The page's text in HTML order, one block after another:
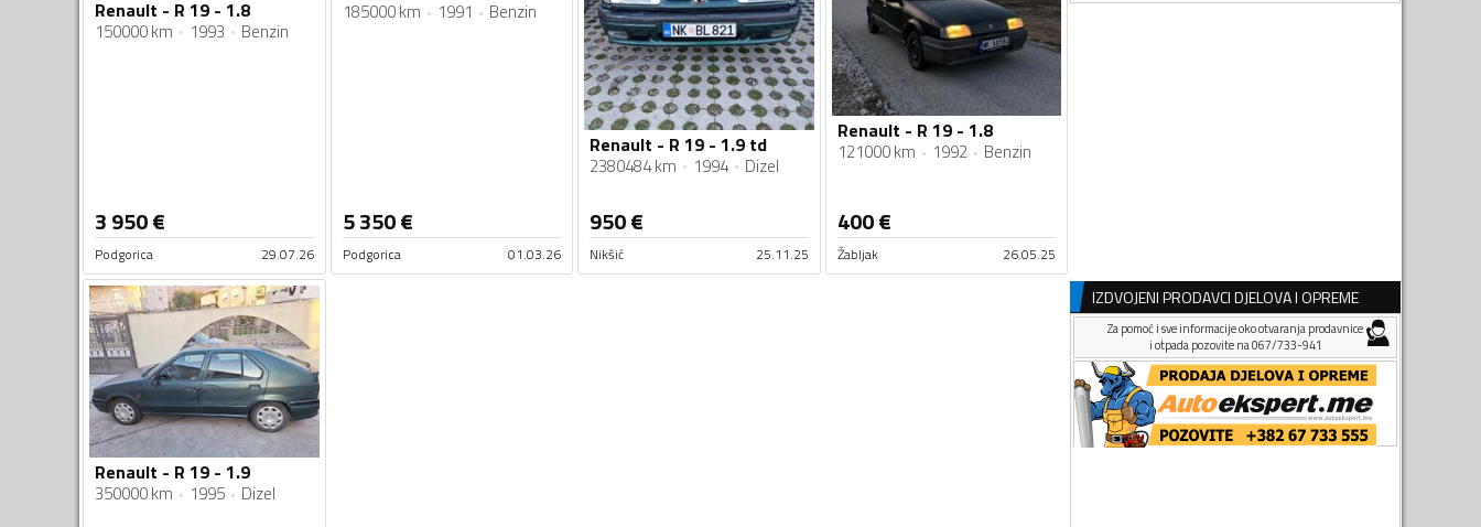
Renault - R 19 - 1.8
150000 km 1993 Benzin
3 950€
Podgorica 29.07.26
185000 km 1991 Benzin
5 350€
Podgorica 01.03.26
Renault - R 19 - 1.9 td
2380484 km 1994 Dizel
950€
Nikšić 25.11.25
Renault - R 19 - 1.8
121000 km 1992 Benzin
400€
Žabljak 26.05.25
Renault - R 19 - 1.9
350000 km 1995 Dizel
IZDVOJENI PRODAVCI DJELOVA I OPREME
Za pomoć i sve informacije oko otvaranja prodavnice
i otpada pozovite na 067/733-941